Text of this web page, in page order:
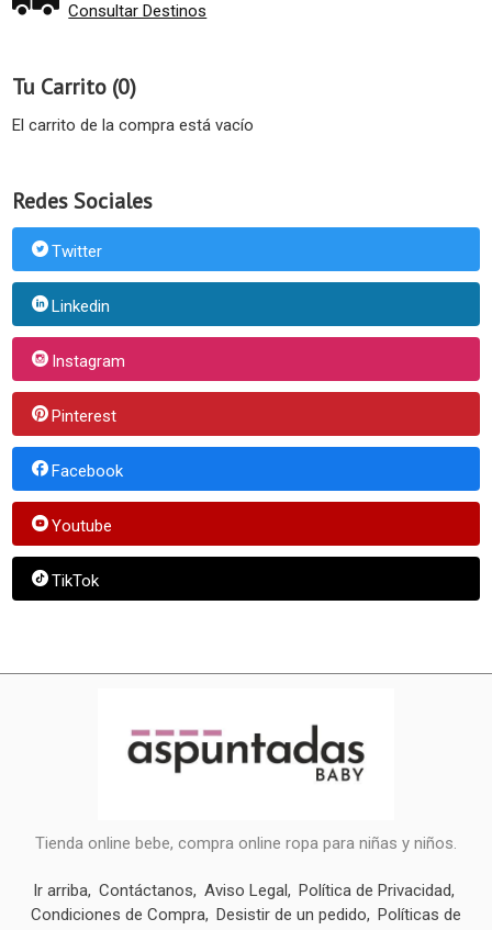
Consultar Destinos
Tu Carrito (0)
El carrito de la compra está vacío
Redes Sociales
Twitter
Linkedin
Instagram
Pinterest
Facebook
Youtube
TikTok
Tienda online bebe, compra online ropa para niñas y niños.
Ir arriba Contáctanos Aviso Legal
Política de Privacidad
Condiciones de Compra Desistir de un pedido
Políticas de